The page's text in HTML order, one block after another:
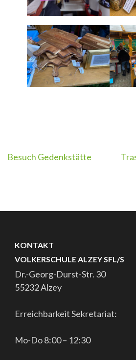
Beitragsnavigation
Besuch Gedenkstätte
KONTAKT
VOLKERSCHULE ALZEY SFL/S
Dr.-Georg-Durst-Str. 30
55232 Alzey
Erreichbarkeit Sekretariat:
Mo-Do 8:00 – 12:30